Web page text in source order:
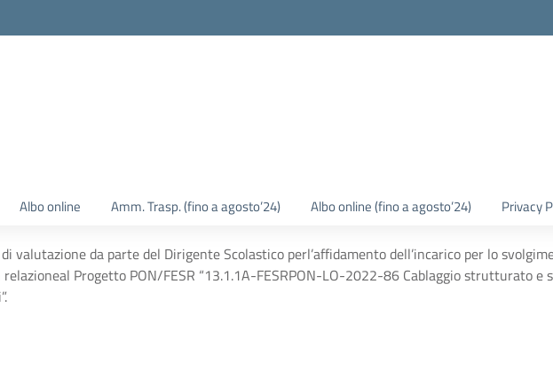
Albo online Amm. Trasp. (fino a agosto’24) Albo online (fino a agosto’24) Privacy
valutazione da parte del Dirigente Scolastico perl’affidamento dell’incarico per lo
Progetto PON/FESR “13.1.1A-FESRPON-LO-2022-86 Cablaggio strutturato e